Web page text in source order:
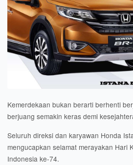
Kemerdekaan bukan berarti berhenti
berjuang semakin keras demi
Seluruh direksi dan karyawan Honda
mengucapkan selamat merayakan Hari
Indonesia ke-74.